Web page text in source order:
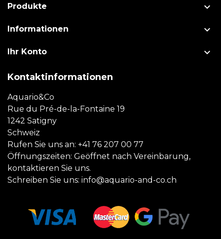
Produkte 
Informationen 
Ihr Konto 
Kontaktinformationen
Aquario&Co
Rue du Pré-de-la-Fontaine 19
1242 Satigny
Schweiz
Rufen Sie uns an: +41 76 207 00 77
Öffnungszeiten: Geöffnet nach Vereinbarung,
kontaktieren Sie uns.
Schreiben Sie uns: info@aquario-and-co.ch